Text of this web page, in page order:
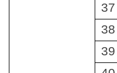
37
38
39